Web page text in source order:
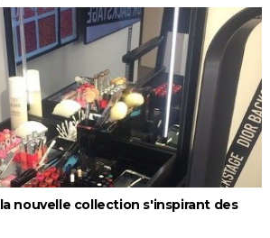
la nouvelle collection s'inspirant des